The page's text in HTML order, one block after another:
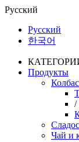
Русский
Русский
한국어
Продукты
/
Чай и